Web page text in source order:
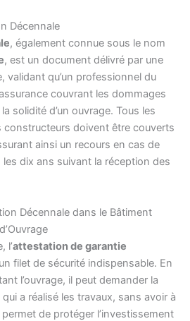
Décennale
, également connue sous le nom
, est un document délivré par une
validant qu’un professionnel du
couvrant les dommages
solidité d’un ouvrage. Tous les
constructeurs doivent être couverts
ainsi un recours en cas de
dix ans suivant la réception des
Décennale dans le Bâtiment
l’attestation de garantie
filet de sécurité indispensable. En
l’ouvrage, il peut demander la
qui a réalisé les travaux, sans avoir à
de protéger l’investissement